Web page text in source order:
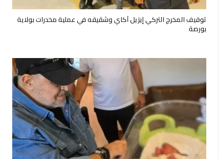
توقيف المخرج التركي إيزيل آكاي وشقيقه في عملية مخدرات بولاية
بورصة